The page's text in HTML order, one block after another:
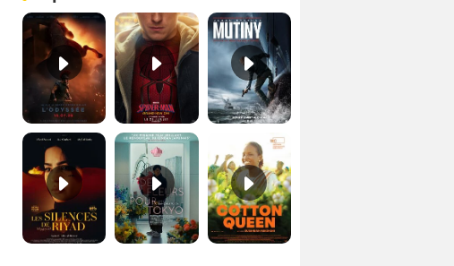
Les Silences de Riyad Bande-annonce VO STFR Cotton Queen Bande-annonce VO STFR